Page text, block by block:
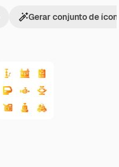
Gerar conjunto de